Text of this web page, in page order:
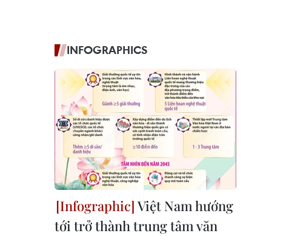
INFOGRAPHICS
Việt Nam hướng
tới trở thành trung tâm văn